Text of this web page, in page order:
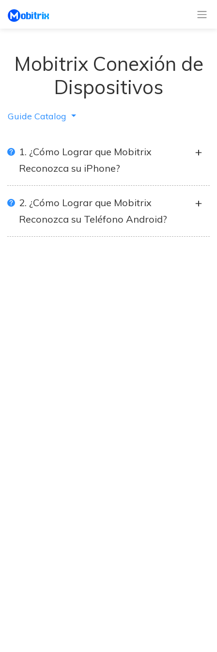
Mobitrix Conexión de
Dispositivos
Guide Catalog
1. ¿Cómo Lograr que Mobitrix
Reconozca su iPhone?
2. ¿Cómo Lograr que Mobitrix
Reconozca su Teléfono Android?